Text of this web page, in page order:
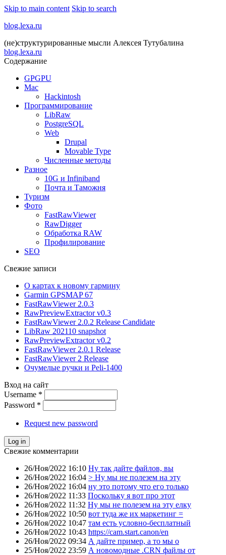
Skip to main content Skip to search
blog.lexa.ru
(не)структурированные мысли Алексея Тутубалина
blog.lexa.ru
Содержание
GPGPU
Mac
Hackintosh
Программирование
LibRaw
PostgreSQL
Web
Drupal
Movable Type
Численные методы
Разное
10G и Infiniband
Почта и Таможня
Туризм
Фото
FastRawViewer
RawDigger
Обработка RAW
Профилирование
SEO
Свежие записи
О картах к новому гармину
Garmin GPSMAP 67
FastRawViewer 2.0.3
RawPreviewExtractor v0.3
FastRawViewer 2.0.2 Release Candidate
LibRaw 202110 snapshot
RawPreviewExtractor v0.2
FastRawViewer 2.0.1 Release
FastRawViewer 2 Release
Очумелые ручки и Peli-1400
Вход на сайт
Username *
Password *
Request new password
Свежие комментарии
26/Ноя/2022 16:10 Ну так дайте файлов, вы
26/Ноя/2022 16:04 > Ну мы не полезем на эту
26/Ноя/2022 16:04 ну это потому что его только
26/Ноя/2022 11:33 Поскольку я вот про этот
26/Ноя/2022 11:32 Ну мы не полезем на эту елку
26/Ноя/2022 10:50 вот туда же их маркетинг =
26/Ноя/2022 10:47 там есть условно-бесплатный
26/Ноя/2022 10:43 https://cam.start.canon/en
26/Ноя/2022 09:34 А дайте пример, а то мы о
25/Ноя/2022 23:59 А новомодные .CRN файлы от